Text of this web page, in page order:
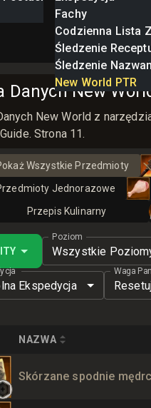
Fachy
Codzienna Lista
Śledzenie
Śledzenie
New World PTR
Danych New
New World z
Strona 11.
Wszystkie Przedmioty
Jednorazowe
Przepis Kulinarny
Poziom
Wszystkie
Ekspedycja
Waga
NAZWA
Skórzane spodnie